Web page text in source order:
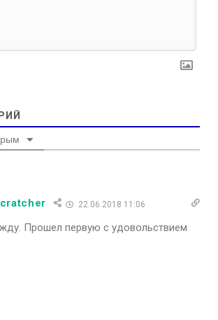
22.06.2018 11:06
Прошел первую с удовольствием